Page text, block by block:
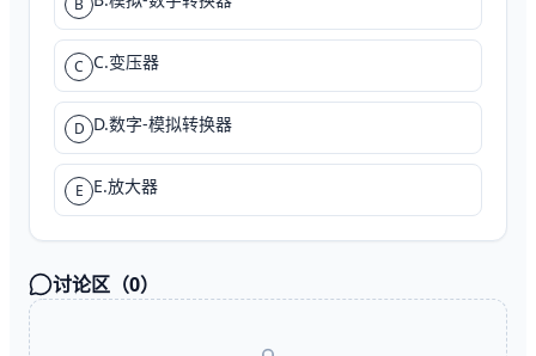
B
C C.变压器
D D.数字-模拟转换器
E E.放大器
讨论区（0）